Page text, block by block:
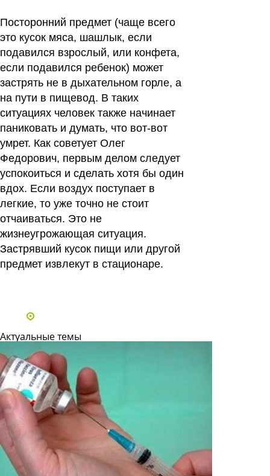
Посторонний предмет (чаще всего
это кусок мяса, шашлык, если
подавился взрослый, или конфета,
если подавился ребенок) может
застрять не в дыхательном горле, а
на пути в пищевод. В таких
ситуациях человек также начинает
паниковать и думать, что вот-вот
умрет. Как советует Олег
Федорович, первым делом следует
успокоиться и сделать хотя бы один
вдох. Если воздух поступает в
легкие, то уже точно не стоит
отчаиваться. Это не
жизнеугрожающая ситуация.
Застрявший кусок пищи или другой
предмет извлекут в стационаре.
Актуальные темы